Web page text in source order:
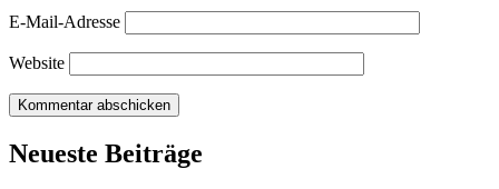
E-Mail-Adresse
Website
Neueste Beiträge